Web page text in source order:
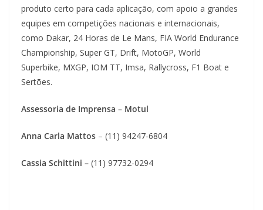
produto certo para cada aplicação, com apoio a grandes
equipes em competições nacionais e internacionais,
como Dakar, 24 Horas de Le Mans, FIA World Endurance
Championship, Super GT, Drift, MotoGP, World
Superbike, MXGP, IOM TT, Imsa, Rallycross, F1 Boat e
Sertões.
Assessoria de Imprensa – Motul
Anna Carla Mattos – (11) 94247-6804
Cassia Schittini – (11) 97732-0294